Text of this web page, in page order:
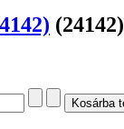
(24142)